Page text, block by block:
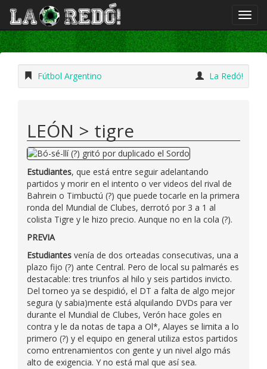
Fútbol Argentino La Redó!
LEÓN > tigre
Estudiantes, que está entre seguir adelantando
partidos y morir en el intento o ver videos del rival de
Bahrein o Timbuctú (?) que puede tocarle en la primera
ronda del Mundial de Clubes, derrotó por 3 a 1 al
colista Tigre y le hizo precio. Aunque no en la cola (?).
PREVIA
Estudiantes venía de dos orteadas consecutivas, una a
plazo fijo (?) ante Central. Pero de local su palmarés es
destacable: tres triunfos al hilo y seis partidos invicto.
Del torneo ya se despidió, el DT a falta de algo mejor
segura (y sabia)mente está alquilando DVDs para ver
durante el Mundial de Clubes, Verón hace goles en
contra y le da notas de tapa a Ol*, Alayes se limita a lo
primero (?) y el equipo en general utiliza estos partidos
como entrenamientos con gente y un nivel algo más
alto de exigencia. Y no está mal que así sea.